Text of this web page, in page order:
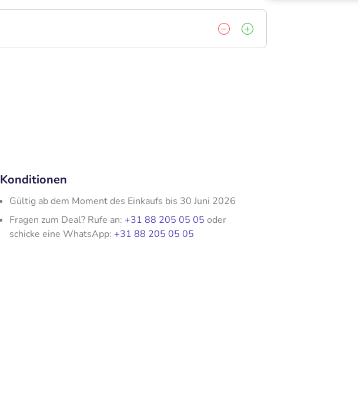
Konditionen
Gültig ab dem Moment des Einkaufs bis 30 Juni 2026
Fragen zum Deal? Rufe an: +31 88 205 05 05 oder
schicke eine WhatsApp: +31 88 205 05 05